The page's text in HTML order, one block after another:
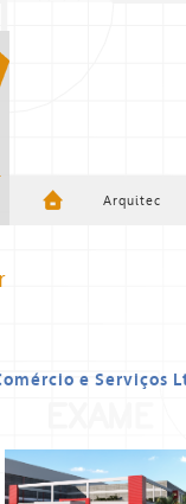
Arquitec
e Serviços